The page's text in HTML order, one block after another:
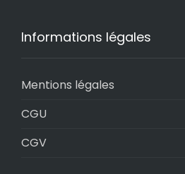
Informations légales
Mentions légales
CGU
CGV